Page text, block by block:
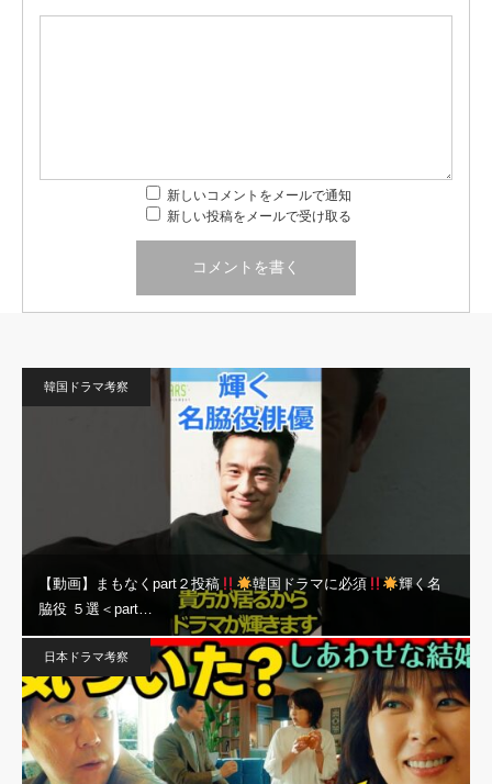
新しいコメントをメールで通知
新しい投稿をメールで受け取る
韓国ドラマ考察
【動画】まもなくpart２投稿 韓国ドラマに必須
輝く名
脇役 ５選＜part…
日本ドラマ考察